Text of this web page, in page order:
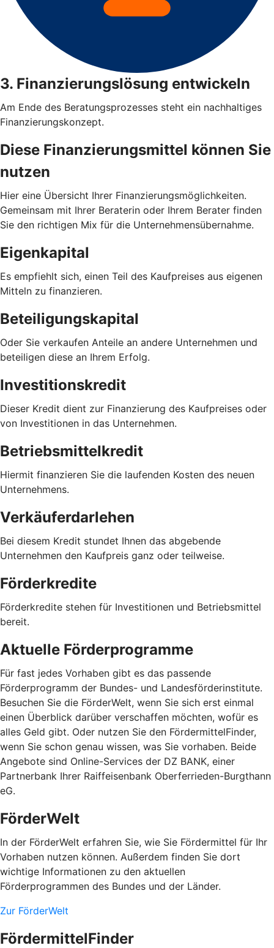
3. Finanzierungslösung entwickeln
Am Ende des Beratungsprozesses steht ein nachhaltiges
Finanzierungskonzept.
Diese Finanzierungsmittel können Sie
nutzen
Hier eine Übersicht Ihrer Finanzierungsmöglichkeiten.
Gemeinsam mit Ihrer Beraterin oder Ihrem Berater finden
Sie den richtigen Mix für die Unternehmensübernahme.
Eigenkapital
Es empfiehlt sich, einen Teil des Kaufpreises aus eigenen
Mitteln zu finanzieren.
Beteiligungskapital
Oder Sie verkaufen Anteile an andere Unternehmen und
beteiligen diese an Ihrem Erfolg.
Investitionskredit
Dieser Kredit dient zur Finanzierung des Kaufpreises oder
von Investitionen in das Unternehmen.
Betriebsmittelkredit
Hiermit finanzieren Sie die laufenden Kosten des neuen
Unternehmens.
Verkäuferdarlehen
Bei diesem Kredit stundet Ihnen das abgebende
Unternehmen den Kaufpreis ganz oder teilweise.
Förderkredite
Förderkredite stehen für Investitionen und Betriebsmittel
bereit.
Aktuelle Förderprogramme
Für fast jedes Vorhaben gibt es das passende
Förderprogramm der Bundes- und Landesförderinstitute.
Besuchen Sie die FörderWelt, wenn Sie sich erst einmal
einen Überblick darüber verschaffen möchten, wofür es
alles Geld gibt. Oder nutzen Sie den FördermittelFinder,
wenn Sie schon genau wissen, was Sie vorhaben. Beide
Angebote sind Online-Services der DZ BANK, einer
Partnerbank Ihrer Raiffeisenbank Oberferrieden-Burgthann
eG.
FörderWelt
In der FörderWelt erfahren Sie, wie Sie Fördermittel für Ihr
Vorhaben nutzen können. Außerdem finden Sie dort
wichtige Informationen zu den aktuellen
Förderprogrammen des Bundes und der Länder.
Zur FörderWelt
FördermittelFinder